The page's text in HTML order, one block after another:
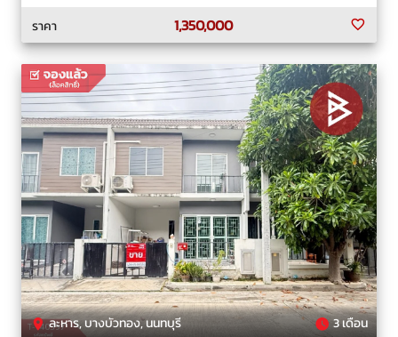
ราคา
1,350,000
ละหาร, บางบัวทอง, นนทบุรี 3 เดือน